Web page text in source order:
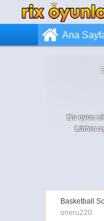
Ana
Bu oyun
Lütfen
Basketball
oneru220